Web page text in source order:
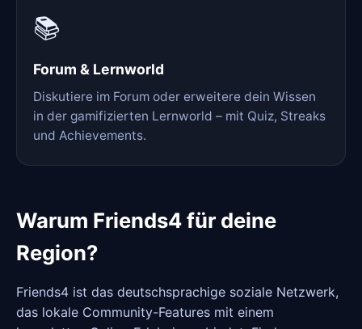
📚
Forum & Lernworld
Diskutiere im Forum oder erweitere dein Wissen
in der gamifizierten Lernworld – mit Quiz, Streaks
und Achievements.
Warum Friends4 für deine
Region?
Friends4 ist das deutschsprachige soziale Netzwerk,
das lokale Community-Features mit einem